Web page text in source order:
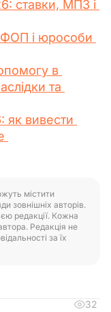
ставки, МПЗ і
ФОП і юрособи
в
та
як вивести
містити
зовнішніх авторів.
редакції. Кожна
Редакція не
за їх
32